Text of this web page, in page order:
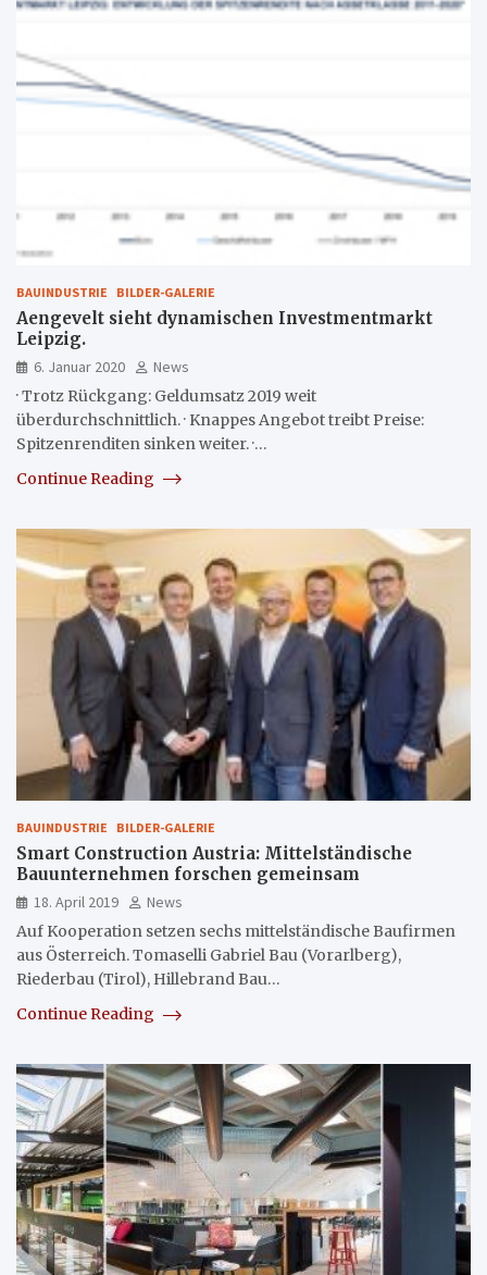
BAUINDUSTRIE BILDER-GALERIE
Aengevelt sieht dynamischen Investmentmarkt
Leipzig.
6. Januar 2020
News
· Trotz Rückgang: Geldumsatz 2019 weit
überdurchschnittlich. · Knappes Angebot treibt Preise:
Spitzenrenditen sinken weiter. ·…
Continue Reading
BAUINDUSTRIE BILDER-GALERIE
Smart Construction Austria: Mittelständische
Bauunternehmen forschen gemeinsam
18. April 2019
News
Auf Kooperation setzen sechs mittelständische Baufirmen
aus Österreich. Tomaselli Gabriel Bau (Vorarlberg),
Riederbau (Tirol), Hillebrand Bau…
Continue Reading